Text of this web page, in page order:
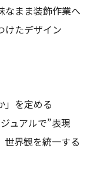
なまま装飾作業へ
けたデザイン
」を定める
ュアルで”表現
世界観を統一する